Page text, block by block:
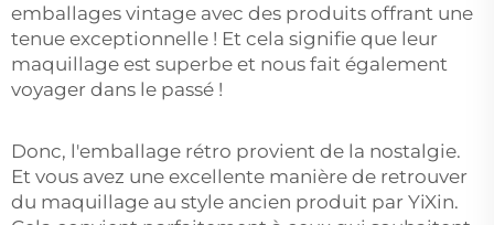
emballages vintage avec des produits offrant une
tenue exceptionnelle ! Et cela signifie que leur
maquillage est superbe et nous fait également
voyager dans le passé !
Donc, l'emballage rétro provient de la nostalgie.
Et vous avez une excellente manière de retrouver
du maquillage au style ancien produit par YiXin.